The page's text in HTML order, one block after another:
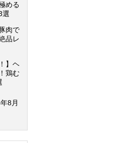
める
選
肉で
品レ
】ヘ
鶏む
8月